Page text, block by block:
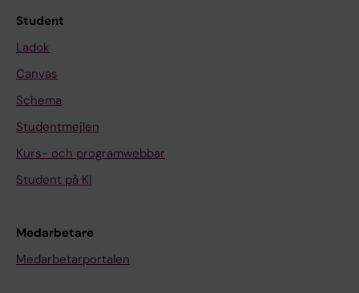
Student
Ladok
Canvas
Schema
Studentmejlen
Kurs- och programwebbar
Student på KI
Medarbetare
Medarbetarportalen